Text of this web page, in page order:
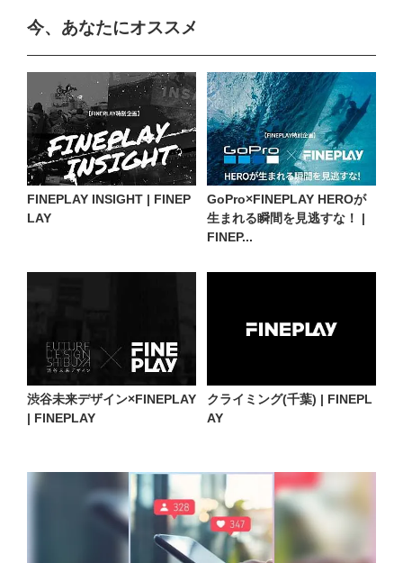
今、あなたにオススメ
FINEPLAY INSIGHT | FINEP
LAY
GoPro×FINEPLAY HEROが
生まれる瞬間を見逃すな！ |
FINEP...
渋谷未来デザイン×FINEPLAY
| FINEPLAY
クライミング(千葉) | FINEPL
AY